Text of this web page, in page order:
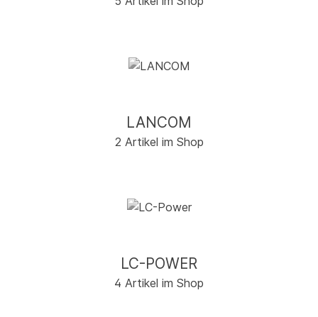
LANCOM
2 Artikel im Shop
LC-POWER
4 Artikel im Shop